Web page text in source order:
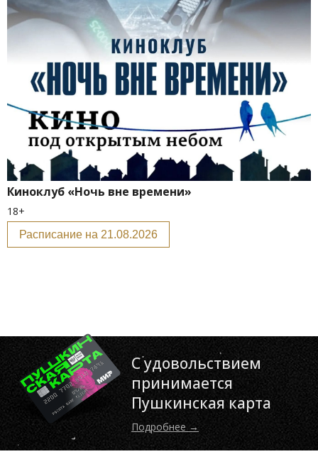
Киноклуб «Ночь вне времени»
18+
Расписание на 21.08.2026
С удовольствием
принимается
Пушкинская карта
Подробнее →